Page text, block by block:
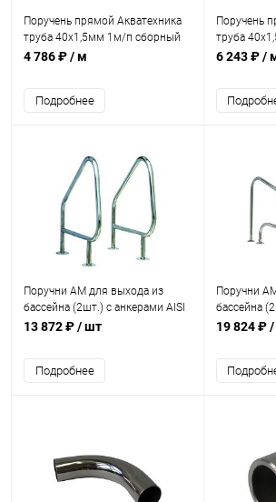
Поручень прямой Акватехника
труба 40х1,5мм 1м/п сборный
без заглушек (AT11.12)
4 786 ₽/ м
Подробнее
Поручень
труба
без
6 243 ₽/
Поручни AM для выхода из
бассейна (2шт.) с анкерами AISI
304 (6601)
13 872 ₽/ шт
Подробнее
Поручни
бассейна
304 (7701)
19 824 ₽/